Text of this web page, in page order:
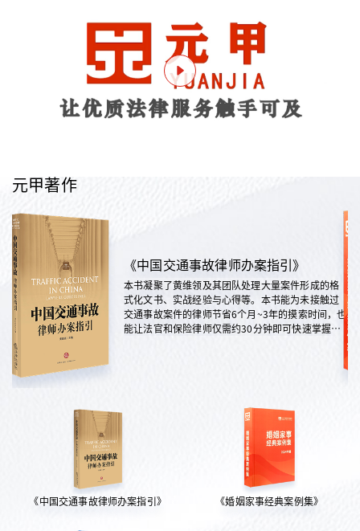
元甲著作
《中国交通事故律师办案指引》
本书凝聚了黄维领及其团队处理大量案件形成的格
式化文书、实战经验与心得等。本书能为未接触过
交通事故案件的律师节省6个月~3年的摸索时间，也
能让法官和保险律师仅需约30分钟即可快速掌握案
《中国交通事故律师办案指引》 《婚姻家事经典案例集》